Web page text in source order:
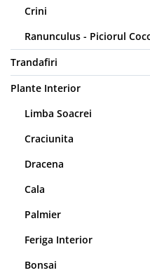
Crini
Ranunculus - Piciorul
Trandafiri
Plante Interior
Limba Soacrei
Craciunita
Dracena
Cala
Palmier
Feriga Interior
Bonsai